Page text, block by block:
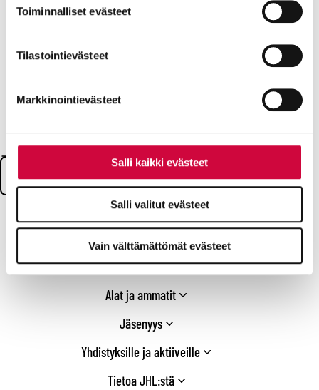
parantavia, ja osaa käytetään tilastointi- tai
Toiminnalliset evästeet
Tilastointievästeet
Markkinointievästeet
Salli kaikki evästeet
Salli valitut evästeet
Vain välttämättömät evästeet
Työttömyyskassa
Seuraa meitä
Facebook
X
Twitter
Instagram
YouTube
LinkedIn
TikTokBluesky
Threads
Search:
Ajankohtaiset
Työ
Alat ja ammatit
Jäsenyys
Yhdistyksille ja aktiiveille
Tietoa JHL:stä